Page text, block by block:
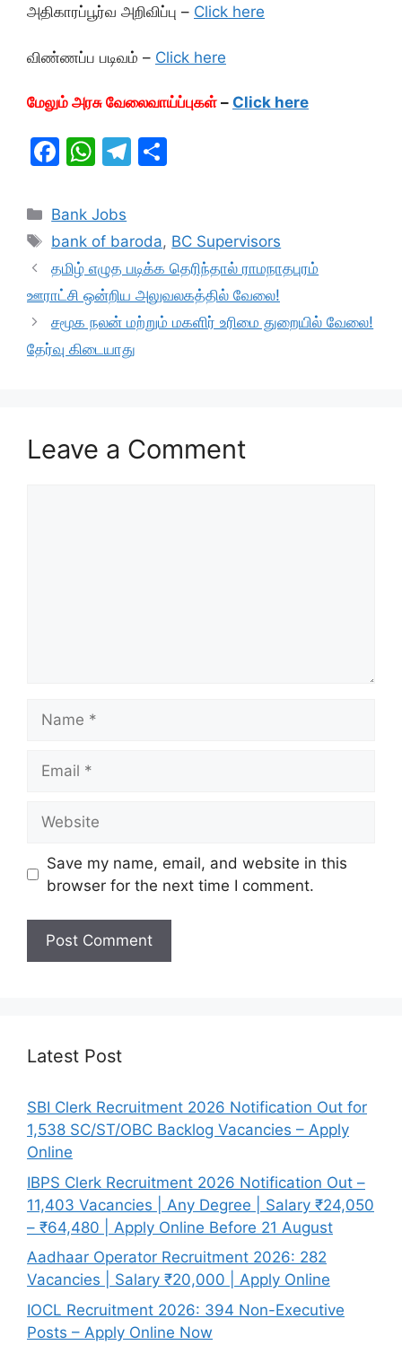
அதிகாரப்பூர்வ அறிவிப்பு – Click here
விண்ணப்ப படிவம் – Click here
மேலும் அரசு வேலைவாய்ப்புகள் – Click here
F
c
e
b
o
o
k
W
at
s
A
p
p
T
gr
a
m
e
Categories
Bank Jobs
Tags
bank of baroda, BC Supervisors
தமிழ் எழுத படிக்க தெரிந்தால் ராமநாதபுரம்
ஊராட்சி ஒன்றிய அலுவலகத்தில் வேலை!
சமூக நலன் மற்றும் மகளிர் உரிமை துறையில் வேலை!
தேர்வு கிடையாது
Leave a Comment
Save my name, email, and website in this
browser for the next time I comment.
Latest Post
SBI Clerk Recruitment 2026 Notification Out for
1,538 SC/ST/OBC Backlog Vacancies – Apply
Online
IBPS Clerk Recruitment 2026 Notification Out –
11,403 Vacancies | Any Degree | Salary ₹24,050
– ₹64,480 | Apply Online Before 21 August
Aadhaar Operator Recruitment 2026: 282
Vacancies | Salary ₹20,000 | Apply Online
IOCL Recruitment 2026: 394 Non-Executive
Posts – Apply Online Now